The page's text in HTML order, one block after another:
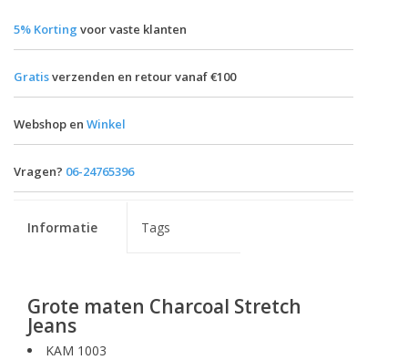
5% Korting voor vaste klanten
Gratisverzenden en retour vanaf €100
Webshop en Winkel
Vragen? 06-24765396
Informatie Tags
Grote maten Charcoal Stretch
Jeans
KAM 1003